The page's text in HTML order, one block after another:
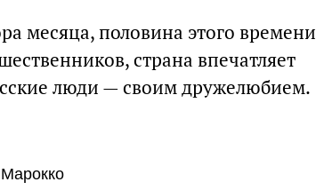
месяца, половина этого времени
страна впечатляет
люди — своим дружелюбием.